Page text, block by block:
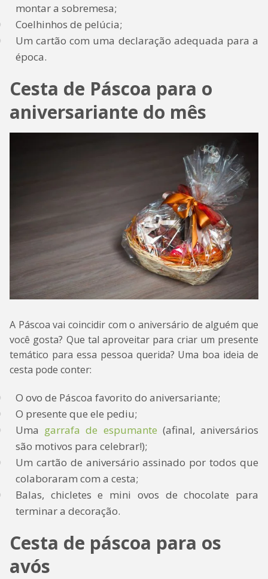
montar a sobremesa;
Coelhinhos de pelúcia;
Um cartão com uma declaração adequada para a
época.
Cesta de Páscoa para o
aniversariante do mês
A Páscoa vai coincidir com o aniversário de alguém que
você gosta? Que tal aproveitar para criar um presente
temático para essa pessoa querida? Uma boa ideia de
cesta pode conter:
O ovo de Páscoa favorito do aniversariante;
O presente que ele pediu;
Uma garrafa de espumante (afinal, aniversários
são motivos para celebrar!);
Um cartão de aniversário assinado por todos que
colaboraram com a cesta;
Balas, chicletes e mini ovos de chocolate para
terminar a decoração.
Cesta de páscoa para os
avós